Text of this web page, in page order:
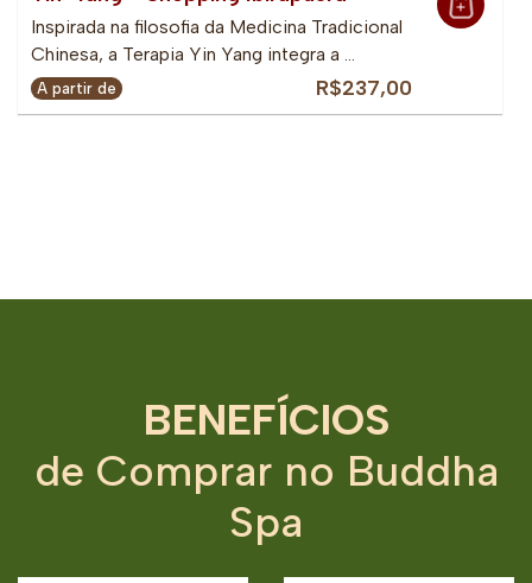
Inspirada na filosofia da Medicina Tradicional
Chinesa, a Terapia Yin Yang integra a …
A partir de R$237,00
BENEFÍCIOS
de Comprar no Buddha
Spa